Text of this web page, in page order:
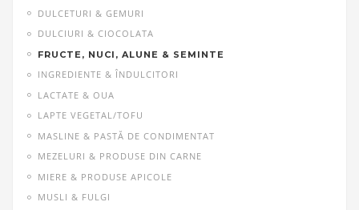
DULCETURI & GEMURI
DULCIURI & CIOCOLATA
FRUCTE, NUCI, ALUNE & SEMINTE
INGREDIENTE & ÎNDULCITORI
LACTATE & OUA
LAPTE VEGETAL/TOFU
MASLINE & PASTĂ DE CONDIMENTAT
MEZELURI & PRODUSE DIN CARNE
MIERE & PRODUSE APICOLE
MUSLI & FULGI